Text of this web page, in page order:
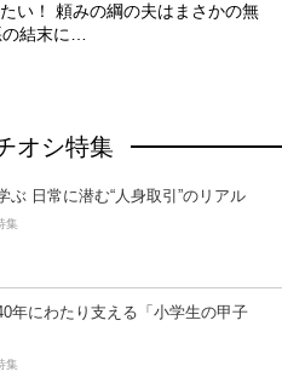
い！ 頼みの綱の夫はまさかの無
結末に…
オシ特集
ぶ 日常に潜む“人身取引”のリアル
集
年にわたり支える「小学生の甲子
集